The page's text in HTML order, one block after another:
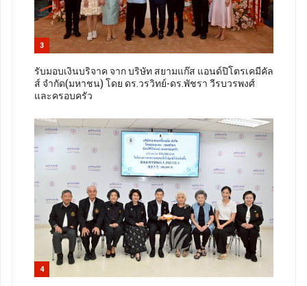
3
รับมอบเงินบริจาค จาก บริษัท สยามแก๊ส แอนด์ปิโตรเคมีคัล
ส์ จำกัด(มหาชน) โดย ดร.วรวิทย์-ดร.พัชรา วีรบวรพงศ์
และครอบครัว
4